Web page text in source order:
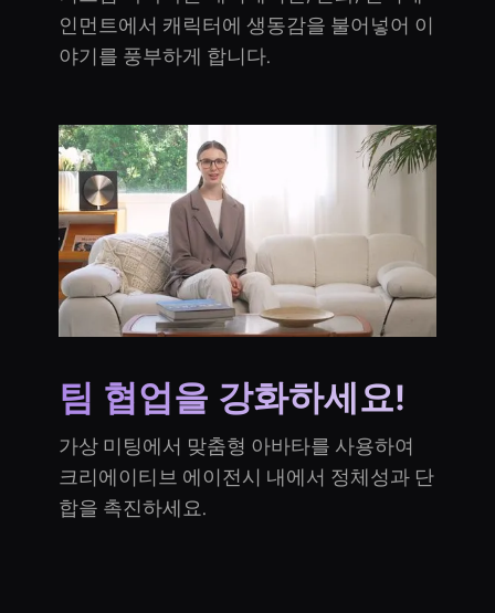
인먼트에서 캐릭터에 생동감을 불어넣어 이
야기를 풍부하게 합니다.
팀 협업을 강화하세요!
가상 미팅에서 맞춤형 아바타를 사용하여
크리에이티브 에이전시 내에서 정체성과 단
합을 촉진하세요.